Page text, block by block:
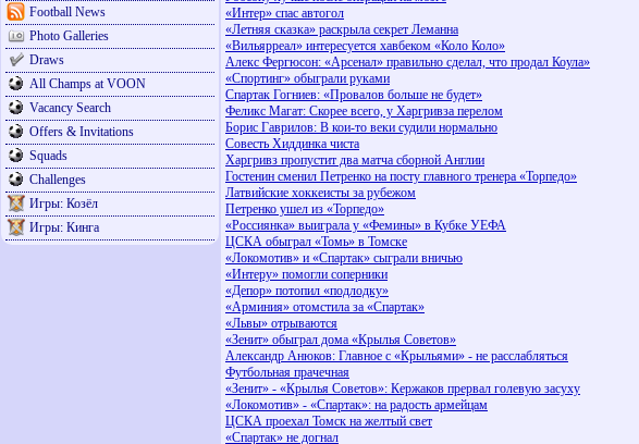
Football News
Photo Galleries
Draws
All Champs at VOON
Vacancy Search
Offers & Invitations
Squads
Challenges
Игры: Козёл
Игры: Кинга
«Интер» спас автогол
«Летняя сказка» раскрыла секрет Леманна
«Вильярреал» интересуется хавбеком «Коло Коло»
Алекс Фергюсон: «Арсенал» правильно сделал, что продал Коула»
«Спортинг» обыграли руками
Спартак Гогниев: «Провалов больше не будет»
Феликс Магат: Скорее всего, у Харгривза перелом
Борис Гаврилов: В кои-то веки судили нормально
Совесть Хиддинка чиста
Харгривз пропустит два матча сборной Англии
Гостенин сменил Петренко на посту главного тренера «Торпедо»
Латвийские хоккеисты за рубежом
Петренко ушел из «Торпедо»
«Россиянка» выиграла у «Фемины» в Кубке УЕФА
ЦСКА обыграл «Томь» в Томске
«Локомотив» и «Спартак» сыграли вничью
«Интеру» помогли соперники
«Депор» потопил «подлодку»
«Арминия» отомстила за «Спартак»
«Львы» отрываются
«Зенит» обыграл дома «Крылья Советов»
Александр Анюков: Главное с «Крыльями» - не расслабляться
Футбольная прачечная
«Зенит» - «Крылья Советов»: Кержаков прервал голевую засуху
«Локомотив» - «Спартак»: на радость армейцам
ЦСКА проехал Томск на желтый свет
«Спартак» не догнал